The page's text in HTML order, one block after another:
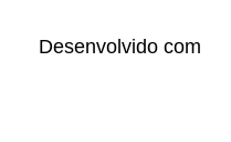
Desenvolvido com